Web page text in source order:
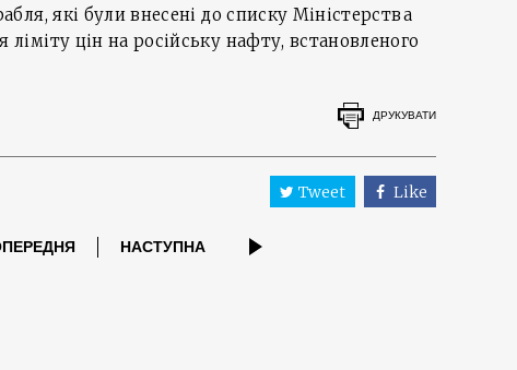
які були внесені до списку Міністерства
цін на російську нафту, встановленого
ДРУКУВАТИ
Tweet Like
НАСТУПНА